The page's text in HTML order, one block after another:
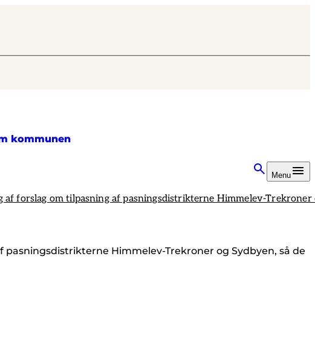
kommunen
Menu
af forslag om tilpasning af pasningsdistrikterne Himmelev-Trekroner
Himmelev-Trekroner og Sydbyen, så de